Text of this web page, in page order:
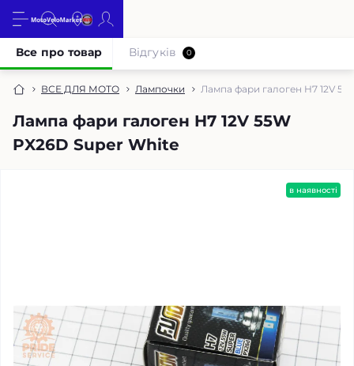
ВСЕ ДЛЯ МОТО Лампочки Лампа фари галоген H7 12V
Лампа фари галоген H7 12V 55W
PX26D Super White
Все про товар Відгуків 0
в наявності